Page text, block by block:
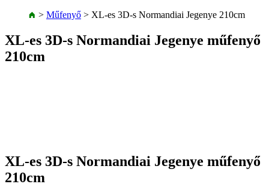
> Műfenyő > XL-es 3D-s Normandiai Jegenye 210cm
XL-es 3D-s Normandiai Jegenye műfenyő
210cm
XL-es 3D-s Normandiai Jegenye műfenyő
210cm